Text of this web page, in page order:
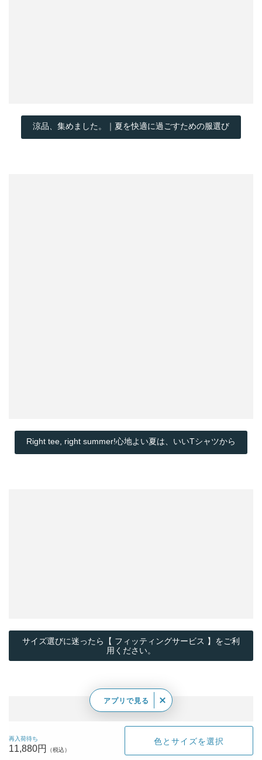
涼品、集めました。｜夏を快適に過ごすための服選び
Right tee, right summer!心地よい夏は、いいTシャツから
サイズ選びに迷ったら【 フィッティングサービス 】をご利
用ください。
再入荷待ち
11,880円
色とサイズを選択
アプリで見る